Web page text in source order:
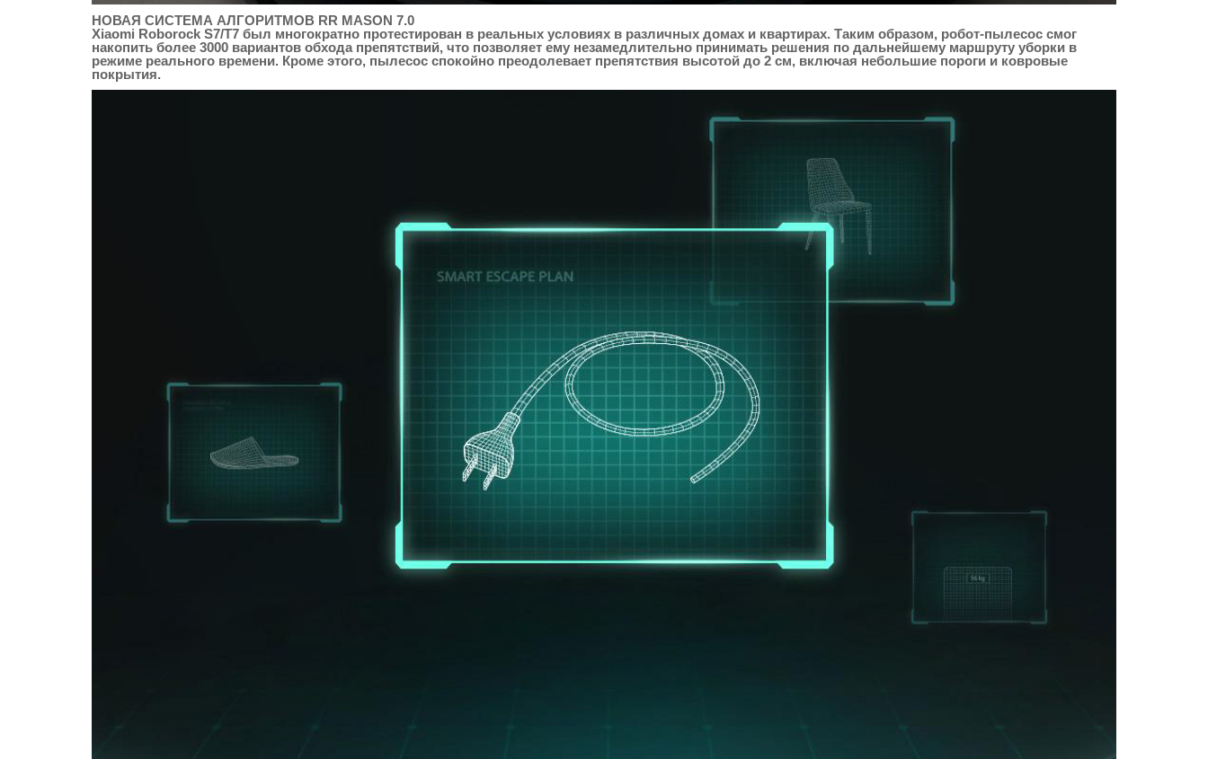
НОВАЯ СИСТЕМА АЛГОРИТМОВ RR MASON 7.0
Xiaomi Roborock S7/T7 был многократно протестирован в реальных условиях в различных домах и квартирах. Таким образом, робот-пылесос смог
накопить более 3000 вариантов обхода препятствий, что позволяет ему незамедлительно принимать решения по дальнейшему маршруту уборки в
режиме реального времени. Кроме этого, пылесос спокойно преодолевает препятствия высотой до 2 см, включая небольшие пороги и ковровые
покрытия.